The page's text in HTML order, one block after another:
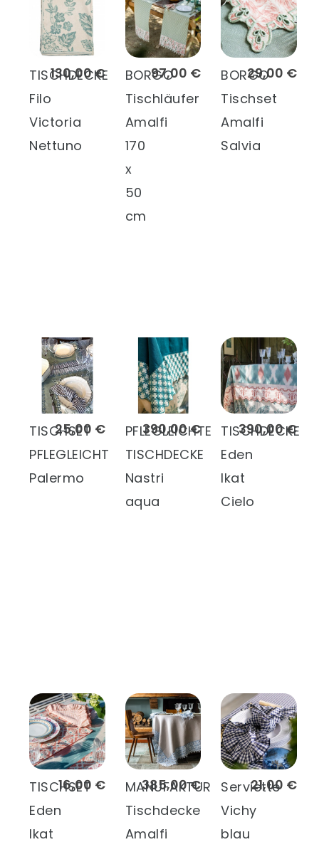
130,00 €
TISCHDECKE
Filo
Victoria
Nettuno
97,00 €
BORGO
Tischläufer
Amalfi
170
x
50
cm
29,00 €
BORGO
Tischset
Amalfi
Salvia
25,00 €
TISCHSET
PFLEGLEICHT
Palermo
390,00 €
PFLEGLEICHTE
TISCHDECKE
Nastri
aqua
390,00 €
TISCHDECKE
Eden
Ikat
Cielo
16,00 €
TISCHSET
Eden
Ikat
385,00 €
MANUFAKTUR
Tischdecke
Amalfi
21,00 €
Serviette
Vichy
blau